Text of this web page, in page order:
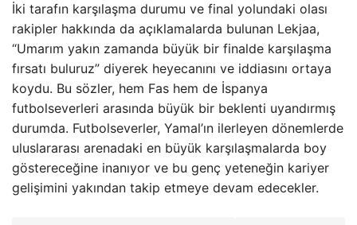
İki tarafın karşılaşma durumu ve final yolundaki olası
rakipler hakkında da açıklamalarda bulunan Lekjaa,
“Umarım yakın zamanda büyük bir finalde karşılaşma
fırsatı buluruz” diyerek heyecanını ve iddiasını ortaya
koydu. Bu sözler, hem Fas hem de İspanya
futbolseverleri arasında büyük bir beklenti uyandırmış
durumda. Futbolseverler, Yamal’ın ilerleyen dönemlerde
uluslararası arenadaki en büyük karşılaşmalarda boy
göstereceğine inanıyor ve bu genç yeteneğin kariyer
gelişimini yakından takip etmeye devam edecekler.